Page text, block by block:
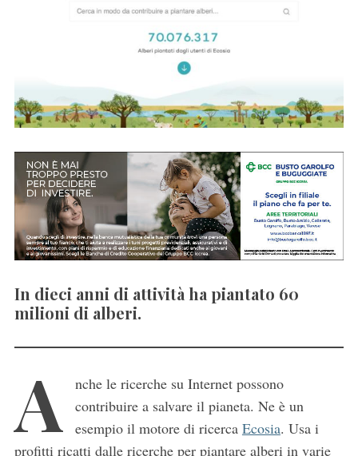
In dieci anni di attività ha piantato 60
milioni di alberi.
A
nche le ricerche su Internet possono
contribuire a salvare il pianeta. Ne è un
esempio il motore di ricerca Ecosia. Usa i
profitti ricatti dalle ricerche per piantare alberi in varie